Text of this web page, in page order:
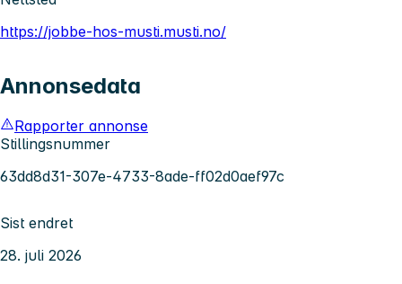
https://jobbe-hos-musti.musti.no/
Annonsedata
Rapporter annonse
Stillingsnummer
63dd8d31-307e-4733-8ade-ff02d0aef97c
Sist endret
28. juli 2026